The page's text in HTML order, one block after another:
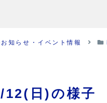
知らせ・イベント情報
12(日)の様子